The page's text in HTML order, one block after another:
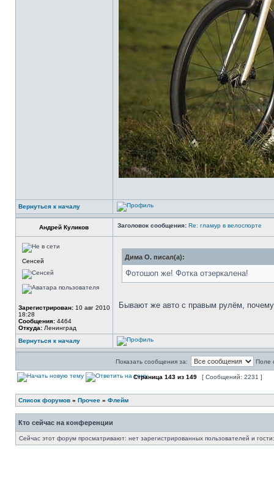
Вернуться к началу
Андрей Куликов Заголовок сообщения: Re: гламур в велоспорте
Сенсей
Зарегистрирован: 10 авг 2010
18:28
Сообщения: 4464
Откуда: Ленинград
Дима О. писал(а):
Фотошоп же! Фотка отзеркалена!
Бывают же авто с правым рулём,
Вернуться к началу
Показать сообщения за: Поле
Страница 143 из 149 [ Сообщений: 2231 ]
Список форумов » Прочее » Флейм
Кто сейчас на конференции
Сейчас этот форум просматривают: нет зарегистрированных пользователей и